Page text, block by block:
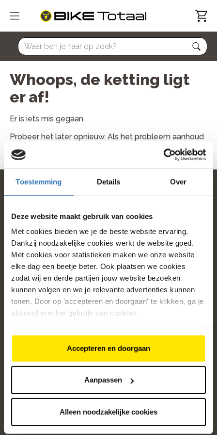
Toestemming Details Over
Deze website maakt gebruik van cookies
Met cookies bieden we je de beste website ervaring.
Dankzij noodzakelijke cookies werkt de website goed.
Met cookies voor statistieken maken we onze website
elke dag een beetje beter. Ook plaatsen we cookies
zodat wij en derde partijen jouw website bezoeken
kunnen volgen en we je relevante advertenties kunnen
tonen. Door op 'accepteren en doorgaan' te klikken, ga je
akkoord met het gebruik van cookies.
Accepteren en doorgaan
Aanpassen
Alleen noodzakelijke cookies
home
Whoops, de ketting ligt
er af!
Er is iets mis gegaan.
Probeer het later opnieuw. Als het probleem aanhoud
neem dan contact met ons op.
home
Populaire categorieën
Onze service
Klantenservice
Over ons
4.8 /5
Altijd op de hoogte van onze acties
Ontvang de beste aanbiedingen en persoonlijk advies.
Aanmelden